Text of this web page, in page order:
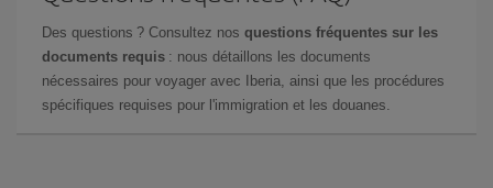
Des questions ? Consultez nos questions fréquentes sur les
documents requis : nous détaillons les documents
nécessaires pour voyager avec Iberia, ainsi que les procédures
spécifiques requises pour l'immigration et les douanes.